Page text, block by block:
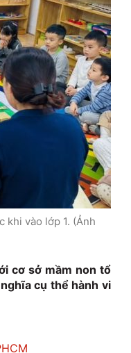
khi vào lớp 1. (Ảnh
cơ sở mầm non tổ
cụ thể hành vi